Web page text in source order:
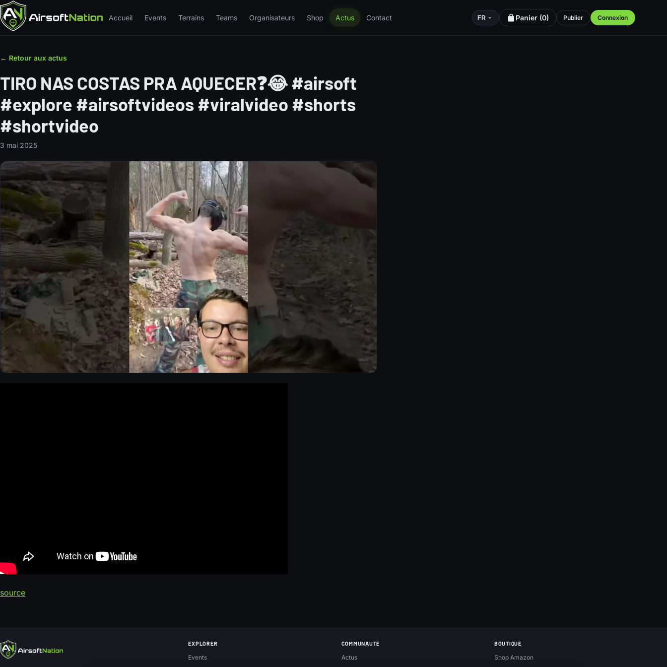
Accueil Events Terrains Teams Organisateurs Shop Actus Contact FR Panier (0) Publier Connexion
← Retour aux actus
TIRO NAS COSTAS PRA AQUECER❓😂 #airsoft
#explore #airsoftvideos #viralvideo #shorts
#shortvideo
3 mai 2025
source
EXPLORER
Events
COMMUNAUTÉ
Actus
BOUTIQUE
Shop Amazon